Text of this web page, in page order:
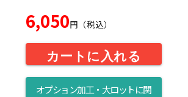
6,050円（税込）
カートに入れる
オプション加工・大ロットに関